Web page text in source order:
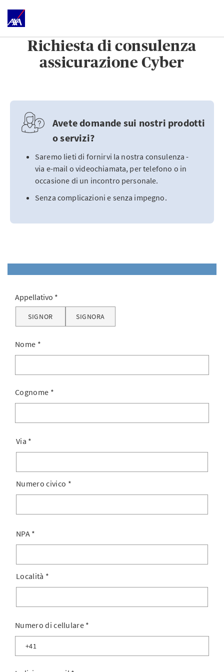
Richiesta di consulenza
assicurazione Cyber
Avete domande sui nostri prodotti
o servizi?
Saremo lieti di fornirvi la nostra consulenza -
via e-mail o videochiamata, per telefono o in
occasione di un incontro personale.
Senza complicazioni e senza impegno.
Appellativo
SIGNOR SIGNORA
Nome *
Cognome *
Via *
Numero civico *
NPA *
Località *
Numero di cellulare *